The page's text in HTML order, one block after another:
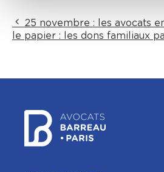
25 novembre : les avocats
le papier : les dons familiaux